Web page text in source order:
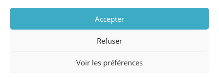
Accepter
Refuser
Voir les préférences
FLATICON
Partagez cette page